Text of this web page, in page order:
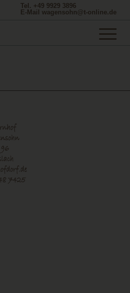
Tel. +49 9929 3896
E-Mail wagensohn@t-online.de